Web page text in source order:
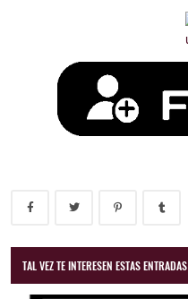
TAL VEZ TE INTERESEN ESTAS ENTRADAS